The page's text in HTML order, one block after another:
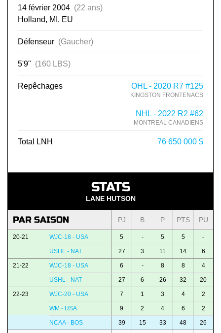
14 février 2004 (22 ans)
Holland, MI, EU
Défenseur (Gaucher)
5'9" (160 LBS)
Repêchages OHL - 2020 R7 #125
KINGSTON FRONTENACS
NHL - 2022 R2 #62
MONTREAL CANADIENS
Total LNH 76 650 000 $
STATS
LANE HUTSON
PAR SAISON PJ B P PTS PU
20-21 WJC-18 - USA 5 - 5 5 -
USHL - NAT 27 3 11 14 6
21-22 WJC-18 - USA 6 - 8 8 4
USHL - NAT 27 6 26 32 20
22-23 WJC-20 - USA 7 1 3 4 2
WM - USA 9 2 4 6 2
NCAA - BOS 39 15 33 48 26